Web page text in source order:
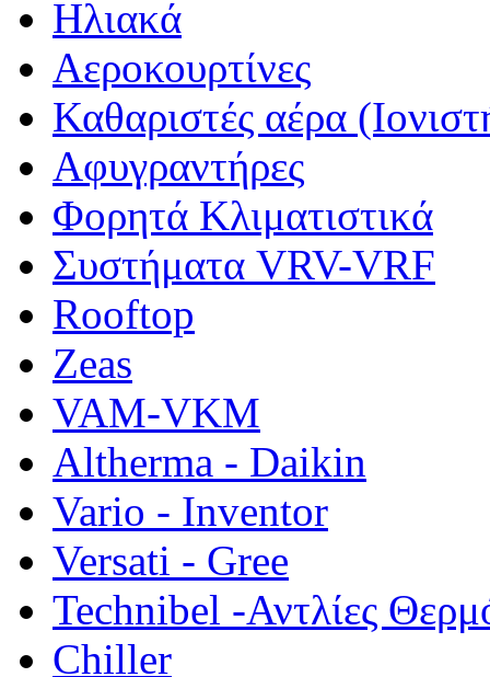
Ηλιακά
Αεροκουρτίνες
Καθαριστές αέρα
Αφυγραντήρες
Φορητά Κλιματιστικά
Συστήματα VRV-VRF
Rooftop
Zeas
VAM-VKM
Altherma - Daikin
Vario - Inventor
Versati - Gree
Technibel -Αντλίες
Chiller